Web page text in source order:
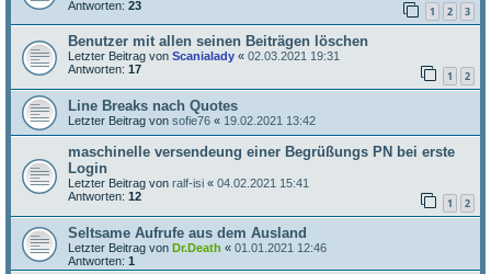
Antworten: 23 1 2 3
Benutzer mit allen seinen Beiträgen löschen
Letzter Beitrag von Scanialady « 02.03.2021 19:31
Antworten: 17 1 2
Line Breaks nach Quotes
Letzter Beitrag von sofie76 « 19.02.2021 13:42
maschinelle versendeung einer Begrüßungs PN bei erste
Login
Letzter Beitrag von ralf-isi « 04.02.2021 15:41
Antworten: 12 1 2
Seltsame Aufrufe aus dem Ausland
Letzter Beitrag von Dr.Death « 01.01.2021 12:46
Antworten: 1